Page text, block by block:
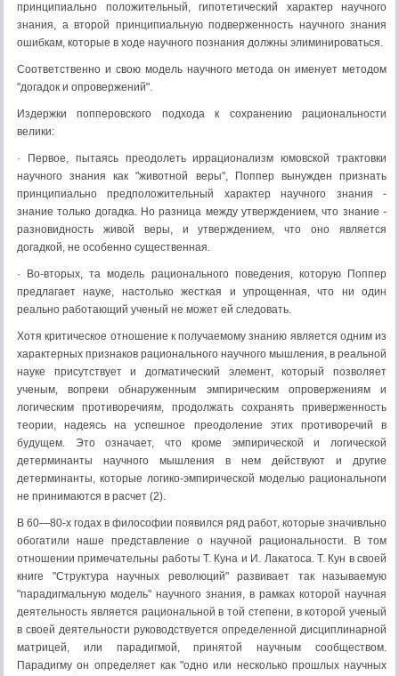
принципиально положительный, гипотетический характер научного
знания, а второй принципиальную подверженность научного знания
ошибкам, которые в ходе научного познания должны элиминироваться.
Соответственно и свою модель научного метода он именует методом
"догадок и опровержений".
Издержки попперовского подхода к сохранению рациональности
велики:
· Первое, пытаясь преодолеть иррационализм юмовской трактовки
научного знания как "животной веры", Поппер вынужден признать
принципиально предположительный характер научного знания -
знание только догадка. Но разница между утверждением, что знание -
разновидность живой веры, и утверждением, что оно является
догадкой, не особенно существенная.
· Во-вторых, та модель рационального поведения, которую Поппер
предлагает науке, настолько жесткая и упрощенная, что ни один
реально работающий ученый не может ей следовать.
Хотя критическое отношение к получаемому знанию является одним из
характерных признаков рационального научного мышления, в реальной
науке присутствует и догматический элемент, который позволяет
ученым, вопреки обнаруженным эмпирическим опровержениям и
логическим противоречиям, продолжать сохранять приверженность
теории, надеясь на успешное преодоление этих противоречий в
будущем. Это означает, что кроме эмпирической и логической
детерминанты научного мышления в нем действуют и другие
детерминанты, которые логико-эмпирической моделью рациональноги
не принимаются в расчет (2).
В 60—80-х годах в философии появился ряд работ, которые значивльно
обогатили наше представление о научной рациональности. В том
отношении примечательны работы Т. Куна и И. Лакатоса. Т. Кун в своей
книге "Структура научных революций" развивает так называемую
"парадигмальную модель" научного знания, в рамках которой научная
деятельность является рациональной в той степени, в которой ученый
в своей деятельности руководствуется определенной дисциплинарной
матрицей, или парадигмой, принятой научным сообществом.
Парадигму он определяет как "одно или несколько прошлых научных